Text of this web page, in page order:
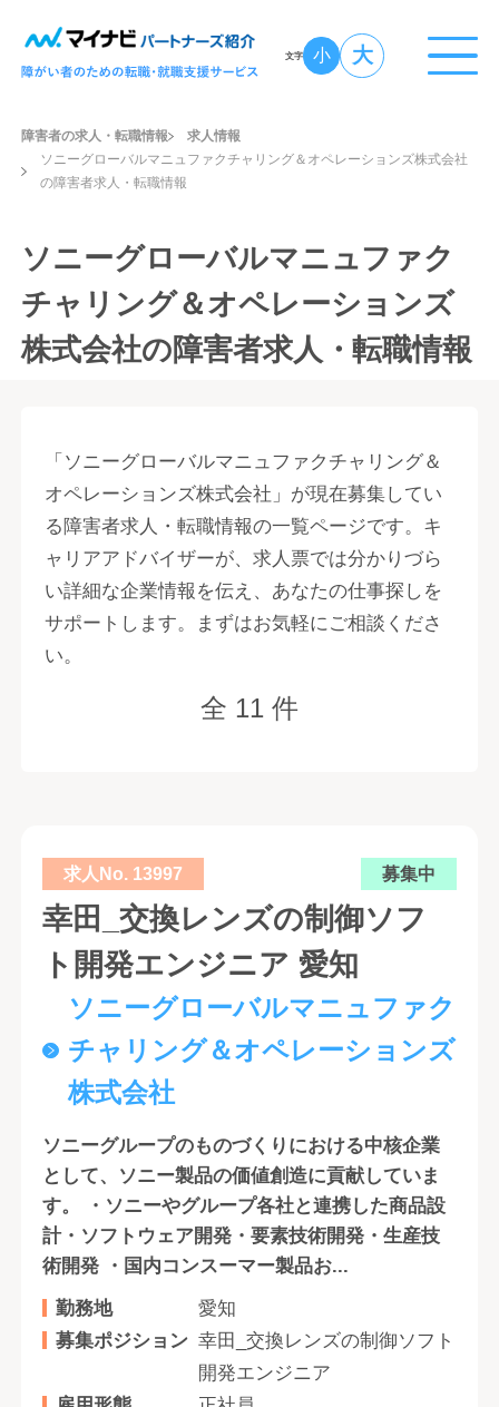
文字 小 大
障害者の求人・転職情報
求人情報
ソニーグローバルマニュファクチャリング＆オペレーションズ株式会社
の障害者求人・転職情報
ソニーグローバルマニュファク
チャリング＆オペレーションズ
株式会社の障害者求人・転職情報
「ソニーグローバルマニュファクチャリング＆
オペレーションズ株式会社」が現在募集してい
る障害者求人・転職情報の一覧ページです。キ
ャリアアドバイザーが、求人票では分かりづら
い詳細な企業情報を伝え、あなたの仕事探しを
サポートします。まずはお気軽にご相談くださ
い。
全 11 件
求人No. 13997 募集中
幸田_交換レンズの制御ソフ
ト開発エンジニア 愛知
ソニーグローバルマニュファク
チャリング＆オペレーションズ
株式会社
ソニーグループのものづくりにおける中核企業
として、ソニー製品の価値創造に貢献していま
す。 ・ソニーやグループ各社と連携した商品設
計・ソフトウェア開発・要素技術開発・生産技
術開発 ・国内コンスーマー製品お...
勤務地
愛知
募集ポジション 幸田_交換レンズの制御ソフト
開発エンジニア